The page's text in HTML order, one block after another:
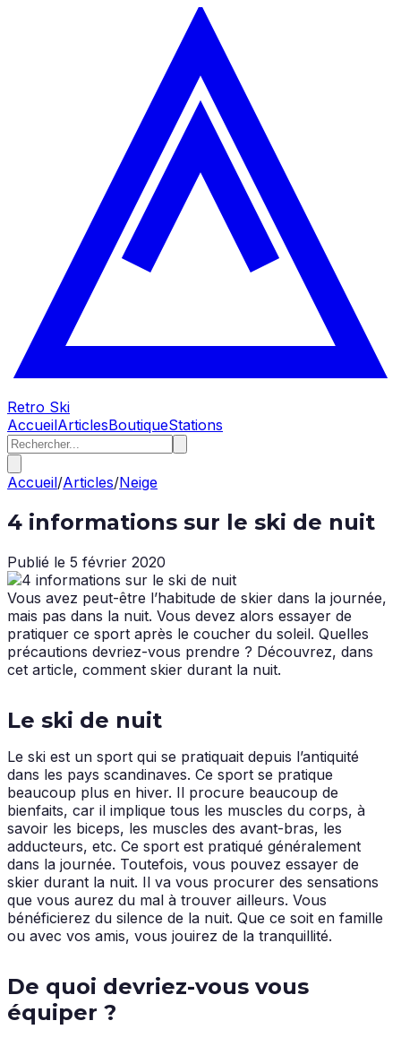
Retro Ski
AccueilArticlesBoutiqueStations
Accueil/Articles/Neige
4 informations sur le ski de nuit
Publié le 5 février 2020
Vous avez peut-être l’habitude de skier dans la journée,
mais pas dans la nuit. Vous devez alors essayer de
pratiquer ce sport après le coucher du soleil. Quelles
précautions devriez-vous prendre ? Découvrez, dans
cet article, comment skier durant la nuit.
Le ski de nuit
Le ski est un sport qui se pratiquait depuis l’antiquité
dans les pays scandinaves. Ce sport se pratique
beaucoup plus en hiver. Il procure beaucoup de
bienfaits, car il implique tous les muscles du corps, à
savoir les biceps, les muscles des avant-bras, les
adducteurs, etc. Ce sport est pratiqué généralement
dans la journée. Toutefois, vous pouvez essayer de
skier durant la nuit. Il va vous procurer des sensations
que vous aurez du mal à trouver ailleurs. Vous
bénéficierez du silence de la nuit. Que ce soit en famille
ou avec vos amis, vous jouirez de la tranquillité.
De quoi devriez-vous vous
équiper ?